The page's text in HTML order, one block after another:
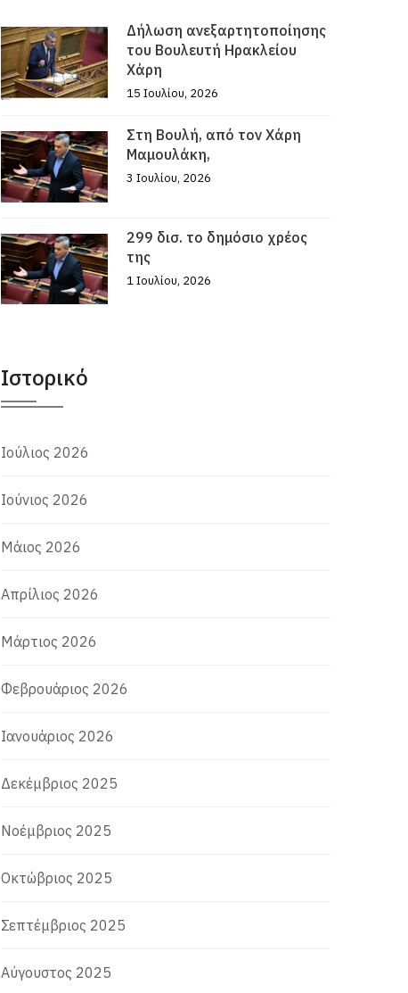
Δήλωση ανεξαρτητοποίησης
του Βουλευτή Ηρακλείου
Χάρη
15 Ιουλίου, 2026
Στη Βουλή, από τον Χάρη
Μαμουλάκη,
3 Ιουλίου, 2026
299 δισ. το δημόσιο χρέος
της
1 Ιουλίου, 2026
Ιστορικό
Ιούλιος 2026
Ιούνιος 2026
Μάιος 2026
Απρίλιος 2026
Μάρτιος 2026
Φεβρουάριος 2026
Ιανουάριος 2026
Δεκέμβριος 2025
Νοέμβριος 2025
Οκτώβριος 2025
Σεπτέμβριος 2025
Αύγουστος 2025